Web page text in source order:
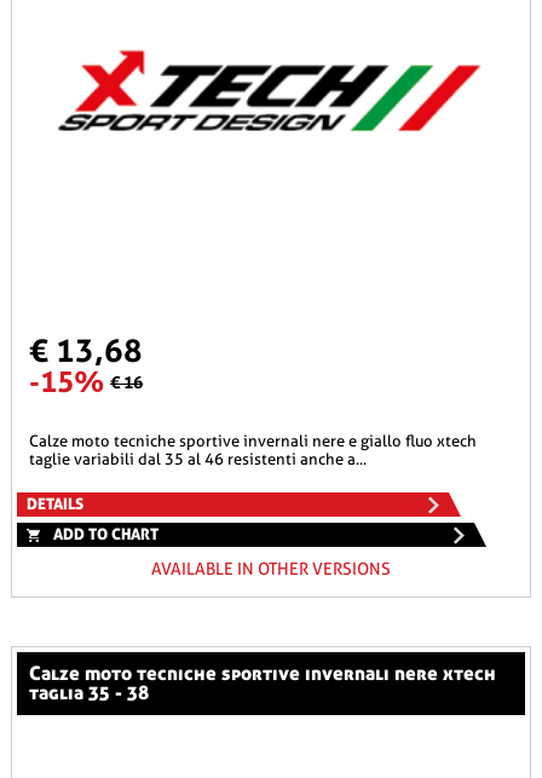
€ 13,68
-15% € 16
calze moto tecniche sportive invernali nere e giallo fluo xtech
taglie variabili dal 35 al 46 resistenti anche a...
DETAILS
ADD TO CHART
AVAILABLE IN OTHER VERSIONS
calze moto tecniche sportive invernali nere xtech
taglia 35 - 38